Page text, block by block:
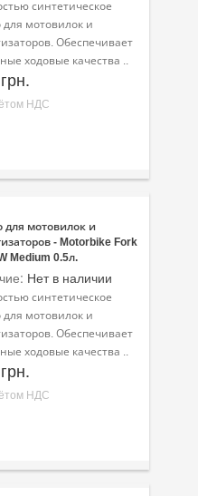
синтетическое
для мотовилок и
Обеспечивает
ходовые качества ..
НДС
для мотовилок и
- Motorbike Fork
Medium 0.5л.
Нет в наличии
синтетическое
для мотовилок и
Обеспечивает
ходовые качества ..
НДС